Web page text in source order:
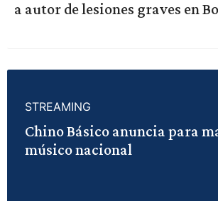
a autor de lesiones graves en
STREAMING
Chino Básico anuncia para
músico nacional